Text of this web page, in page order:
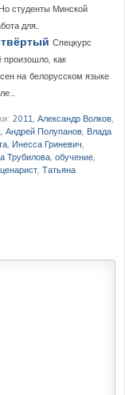
студенты Минской
для...
Спецкурс
произошло, как
на белорусском языке
2011, Александр Волков,
, Андрей Полупанов, Влада
, Инесса Гриневич,
Трубилова, обучение,
, Татьяна